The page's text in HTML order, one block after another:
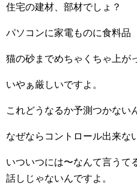
住宅の建材、部材でしょ？
パソコンに家電ものに食料品
猫の砂までめちゃくちゃ上が
いやぁ厳しいですよ。
これどうなるか予測つかない
なぜならコントロール出来な
いついつには〜なんて言うて
話しじゃないんですよ。